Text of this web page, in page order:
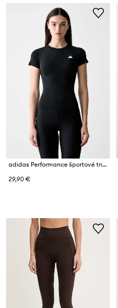
adidas Performance športové tričko dámske Essentials
29,90 €